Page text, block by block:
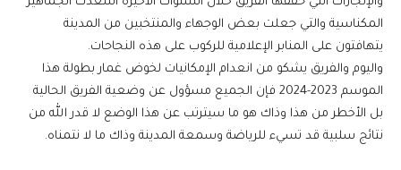
المكناسية والتي جعلت بعض الوجهاء والمنتخبين من المدينة
يتهافتون على المنابر الإعلامية للركوب على هذه النجاحات.
واليوم والفريق يشكو من انعدام الإمكانيات لخوض غمار بطولة هذا
الموسم 2023-2024 فإن الجميع مسؤول عن وضعية الفريق الحالية
بل الأخطر من هذا وذاك هو ما سيترتب عن هذا الوضع لا قدر الله من
نتائج سلبية قد تسيء للرياضة وسمعة المدينة وذاك ما لا نتمناه.